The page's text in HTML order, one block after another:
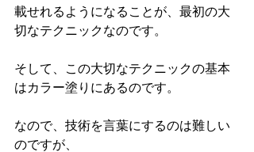
載せれるようになることが、最初の大
切なテクニックなのです。
そして、この大切なテクニックの基本
はカラー塗りにあるのです。
なので、技術を言葉にするのは難しい
のですが、